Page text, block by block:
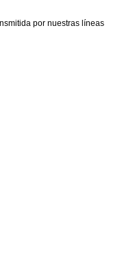
por nuestras líneas